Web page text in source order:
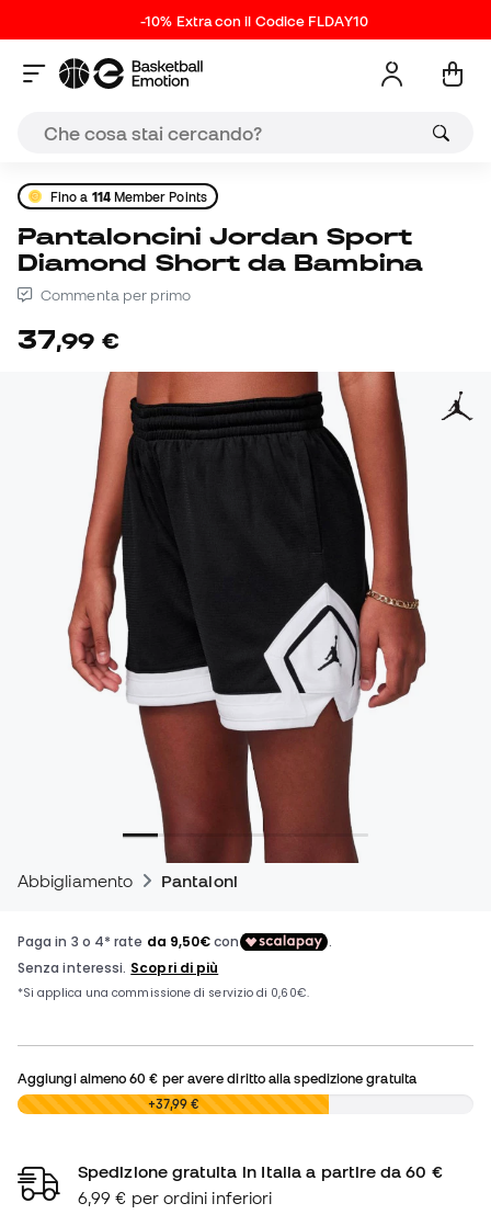
-10% Extra con il Codice FLDAY10
Fino a 114Member Points
Pantaloncini Jordan Sport
Diamond Short da Bambina
Commenta per primo
37,99 €
Abbigliamento Pantaloni
Aggiungi almeno60 € per avere diritto alla spedizione gratuita
0,00 € +37,99 €
Spedizione gratuita in Italia a partire da 60 €
6,99 € per ordini inferiori